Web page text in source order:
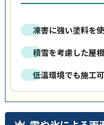
凍害に強い塗料を
積雪を考慮した屋
低温環境でも施工